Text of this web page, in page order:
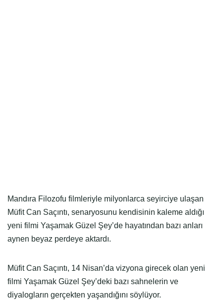
Mandıra Filozofu filmleriyle milyonlarca seyirciye ulaşan
Müfit Can Saçıntı, senaryosunu kendisinin kaleme aldığı
yeni filmi Yaşamak Güzel Şey’de hayatından bazı anları
aynen beyaz perdeye aktardı.
Müfit Can Saçıntı, 14 Nisan’da vizyona girecek olan yeni
filmi Yaşamak Güzel Şey’deki bazı sahnelerin ve
diyalogların gerçekten yaşandığını söylüyor.